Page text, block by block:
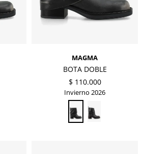
MAGMA
BOTA DOBLE
$ 110.000
Invierno 2026